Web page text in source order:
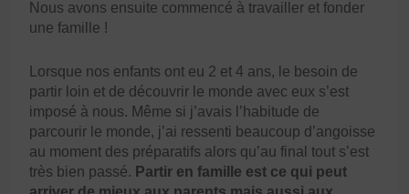
Nous avons ensuite commencé à travailler et fonder
une famille !
Lorsque nos enfants ont eu 2 et 4 ans, le besoin de
partir loin et de découvrir le monde avec eux s’est
imposé à nous. Même si j’avais l’habitude de
parcourir le monde, j’ai ressenti beaucoup d’angoisse
au moment des préparatifs alors qu’au final tout s’est
très bien passé. Partir en famille est ce qui peut